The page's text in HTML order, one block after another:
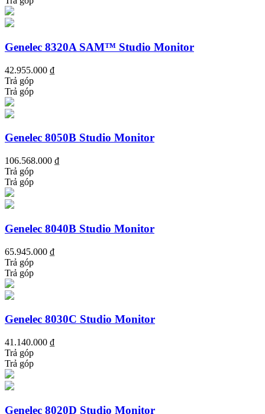
Genelec 8320A SAM™ Studio Monitor
42.955.000 ₫
Trả góp
Trả góp
Genelec 8050B Studio Monitor
106.568.000 ₫
Trả góp
Trả góp
Genelec 8040B Studio Monitor
65.945.000 ₫
Trả góp
Trả góp
Genelec 8030C Studio Monitor
41.140.000 ₫
Trả góp
Trả góp
Genelec 8020D Studio Monitor